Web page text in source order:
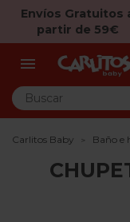
Envíos Gratuitos
partir de 59€

Carlitos Baby Baño e